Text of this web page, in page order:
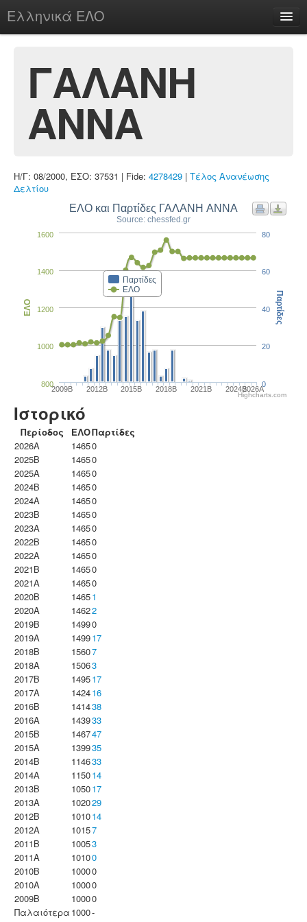
Ελληνικά ΕΛΟ
chesstu.be @ discord
Login
ΓΑΛΑΝΗ
ΑΝΝΑ
Η/Γ: 08/2000, ΕΣΟ: 37531 | Fide: 4278429 | Τέλος Ανανέωσης
Δελτίου
ΕΛΟ και Παρτίδες ΓΑΛΑΝΗ ΑΝΝΑ
Source: chessfed.gr
Παρτίδες
ΕΛΟ
2009B 2012B 2015B 2018B 2021B 2024B2026A
800
1000
1200
1400
1600
ΕΛΟ
0
20
40
60
80
Παρτίδες
Highcharts.com
Ιστορικό
Περίοδος ΕΛΟΠαρτίδες
2026A
14650
2025B
14650
2025A
14650
2024B
14650
2024A
14650
2023B
14650
2023Α
14650
2022B
14650
2022A
14650
2021B
14650
2021A
14650
2020B
14651
2020A
14622
2019B
14990
2019A
149917
2018B
15607
2018A
15063
2017B
149517
2017A
142416
2016B
141438
2016A
143933
2015B
146747
2015A
139935
2014B
114633
2014A
115014
2013B
105017
2013A
102029
2012B
101014
2012A
10157
2011B
10053
2011A
10100
2010B
10000
2010A
10000
2009B
10000
Παλαιότερα 1000-